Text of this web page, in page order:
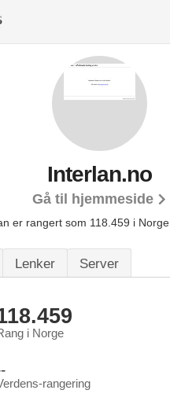
Interlan.no
Gå til hjemmeside
er rangert som 118.459 i Norge.
Lenker Server
i Norge
rangering